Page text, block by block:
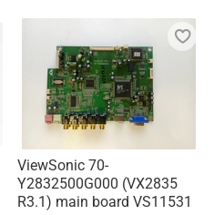
ViewSonic 70-
Y2832500G000 (VX2835
R3.1) main board VS11531